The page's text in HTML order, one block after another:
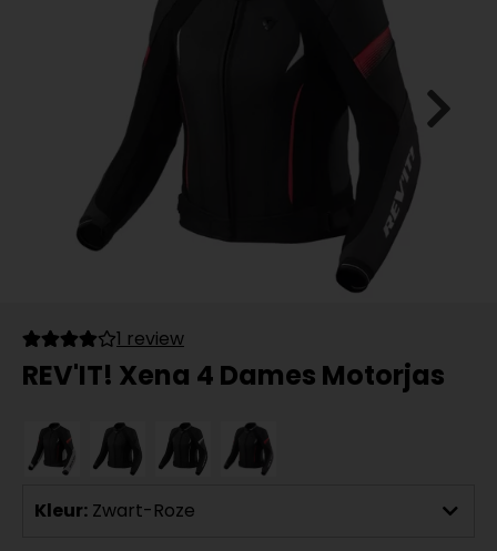
1 review
REV'IT! Xena 4 Dames Motorjas
Kleur: Zwart-Roze